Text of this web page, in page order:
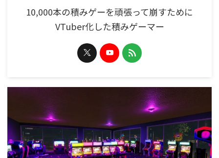
10,000本の積みゲーを頑張って崩すために
VTuber化した積みゲーマー